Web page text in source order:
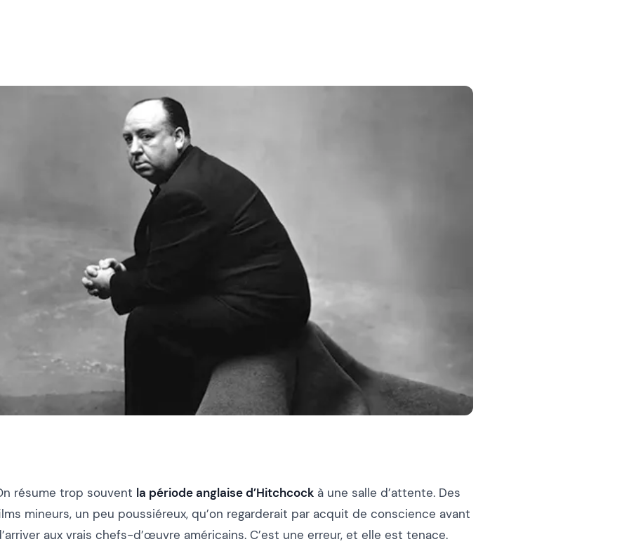
résume trop souvent la période anglaise d’Hitchcock à une salle d’attente. Des
mineurs, un peu poussiéreux, qu’on regarderait par acquit de conscience avant
aux vrais chefs-d’œuvre américains. C’est une erreur, et elle est tenace.